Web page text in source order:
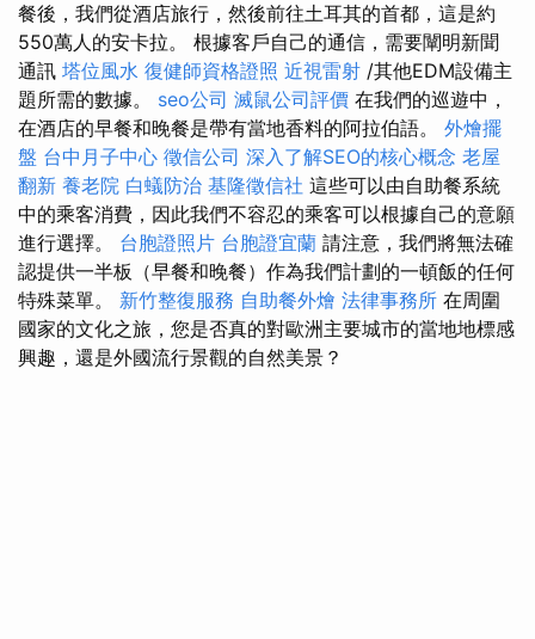
餐後，我們從酒店旅行，然後前往土耳其的首都，這是約
550萬人的安卡拉。 根據客戶自己的通信，需要闡明新聞
通訊 塔位風水 復健師資格證照 近視雷射 /其他EDM設備主
題所需的數據。 seo公司 滅鼠公司評價 在我們的巡遊中，
在酒店的早餐和晚餐是帶有當地香料的阿拉伯語。 外燴擺
盤 台中月子中心 徵信公司 深入了解SEO的核心概念 老屋
翻新 養老院 白蟻防治 基隆徵信社 這些可以由自助餐系統
中的乘客消費，因此我們不容忍的乘客可以根據自己的意願
進行選擇。 台胞證照片 台胞證宜蘭 請注意，我們將無法確
認提供一半板（早餐和晚餐）作為我們計劃的一頓飯的任何
特殊菜單。 新竹整復服務 自助餐外燴 法律事務所 在周圍
國家的文化之旅，您是否真的對歐洲主要城市的當地地標感
興趣，還是外國流行景觀的自然美景？